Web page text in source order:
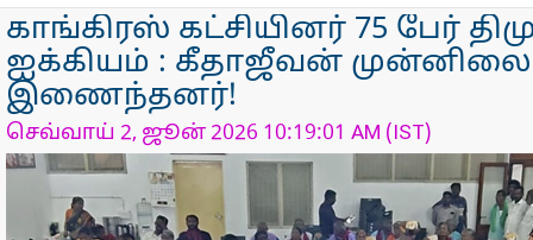
காங்கிரஸ் கட்சியினர் 75 பேர்
ஐக்கியம் : கீதாஜீவன்
இணைந்தனர்!
செவ்வாய் 2, ஜூன் 2026 10:19:01 AM (IST)